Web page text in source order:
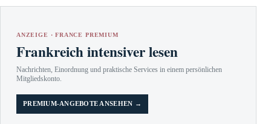
ANZEIGE · FRANCE PREMIUM
Frankreich intensiver lesen
Nachrichten, Einordnung und praktische Services in einem persönlichen
Mitgliedskonto.
PREMIUM-ANGEBOTE ANSEHEN →